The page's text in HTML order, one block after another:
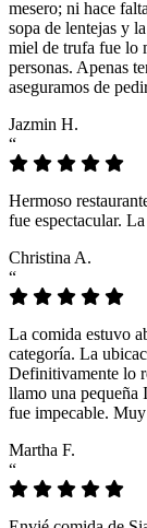
mesero; ni hace
sopa de lentejas y
miel de trufa fue lo
personas. Apenas
aseguramos de
Jazmin H.
“
Hermoso
fue espectacular.
Christina A.
“
La comida estuvo
categoría. La
Definitivamente lo
llamo una pequeña
fue impecable.
Martha F.
“